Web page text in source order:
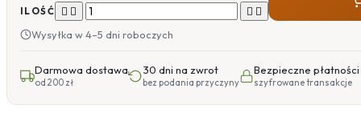
ILOŚĆ    
Wysyłka w 4–5 dni roboczych
Darmowa dostawa
od 200 zł
30 dni na zwrot
bez podania przyczyny
Bezpieczne płatności
szyfrowane transakcje